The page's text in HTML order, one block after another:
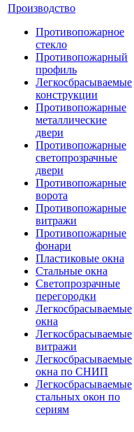
Производство
Противопожарное
стекло
Противопожарный
профиль
Легкосбрасываемые
конструкции
Противопожарные
металлические
двери
Противопожарные
светопрозрачные
двери
Противопожарные
ворота
Противопожарные
витражи
Противопожарные
фонари
Пластиковые окна
Стальные окна
Светопрозрачные
перегородки
Легкосбрасываемые
окна
Легкосбрасываемые
витражи
Легкосбрасываемые
окна по СНИП
Легкосбрасываемые
стальных окон по
сериям